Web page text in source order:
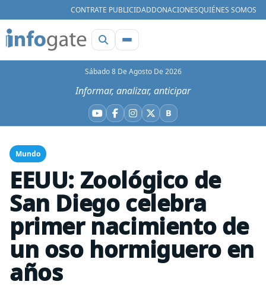
CONTRATE PUBLICIDADDONACIONESQUIÉNES SOMOS
Sábado 8 De Agosto De 2026
Informar, analizar, anticipar
YouTube
Facebook
Instagram
X BBluesky
Mundo
EEUU: Zoológico de
San Diego celebra
primer nacimiento de
un oso hormiguero en
años